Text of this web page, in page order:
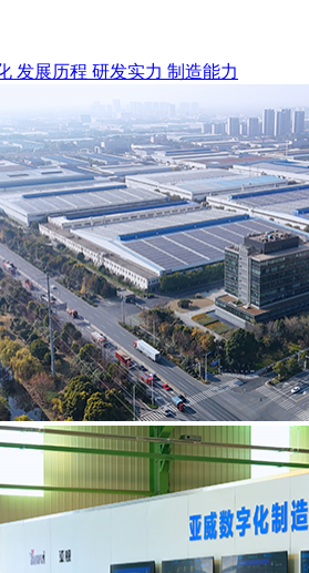
发展历程 研发实力 制造能力